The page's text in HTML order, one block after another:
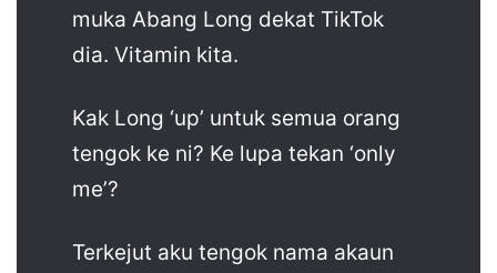
muka Abang Long dekat TikTok
dia. Vitamin kita.
Kak Long ‘up’ untuk semua orang
tengok ke ni? Ke lupa tekan ‘only
me’?
Terkejut aku tengok nama akaun